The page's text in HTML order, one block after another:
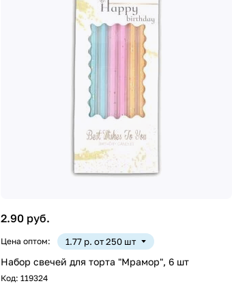
2.90 руб.
Цена оптом: 1.77 р. от 250 шт
Набор свечей для торта "Мрамор", 6 шт
Код:119324